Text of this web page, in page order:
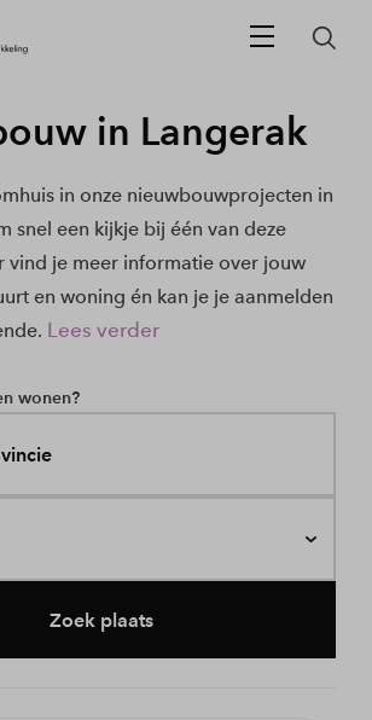
in Langerak
in onze nieuwbouwprojecten in
snel een kijkje bij één van deze
vind je meer informatie over jouw
en woning én kan je je aanmelden
Lees verder
wonen?
Zoek plaats